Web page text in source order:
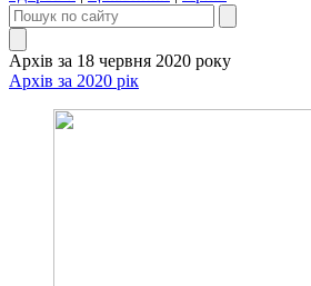
Архів за 18 червня 2020 року
Архів за 2020 рік